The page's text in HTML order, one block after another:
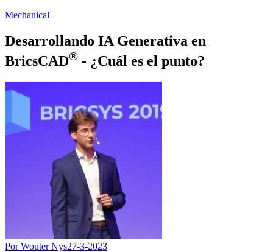
Mechanical
Desarrollando IA Generativa en
BricsCAD® - ¿Cuál es el punto?
Por Wouter Nys27-3-2023